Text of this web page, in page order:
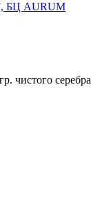
БЦ AURUM
чистого